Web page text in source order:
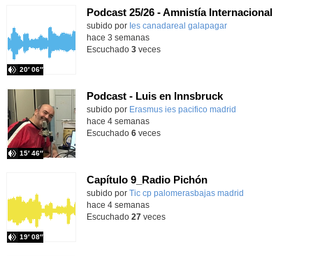
Podcast 25/26 - Amnistía Internacional
subido por Ies canadareal galapagar
20′ 06″
-
hace 3 semanas
Escuchado 3veces
Podcast - Luis en Innsbruck
subido por Erasmus ies pacifico madrid
15′ 46″
hace 4 semanas
Escuchado 6veces
Capítulo 9_Radio Pichón
Contenido educativo.
subido por Tic cp palomerasbajas madrid
19′ 08″
hace 4 semanas
Escuchado 27veces